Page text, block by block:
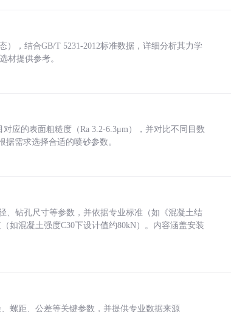
，结合GB/T 5231-2012标准数据，详细分析其力学
材提供参考。
应的表面粗糙度（Ra 3.2-6.3μm），并对比不同目数
需求选择合适的喷砂参数。
、钻孔尺寸等参数，并依据专业标准（如《混凝土结
如混凝土强度C30下设计值约80kN）。内容涵盖安装
螺距、公差等关键参数，并提供专业数据来源